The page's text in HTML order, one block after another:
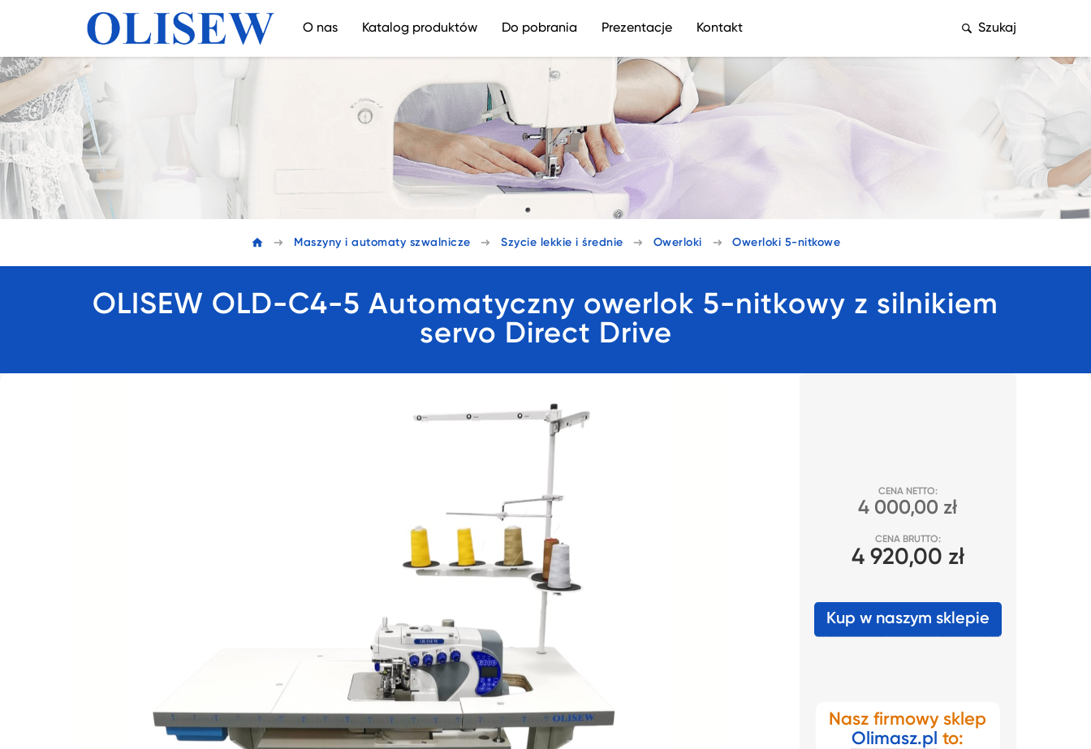
O nas Katalog produktów Do pobrania Prezentacje Kontakt Szukaj
Maszyny i automaty szwalnicze Szycie lekkie i średnie Owerloki Owerloki 5-nitkowe
OLISEW OLD-C4-5 Automatyczny owerlok 5-nitkowy z silnikiem
servo Direct Drive
CENA NETTO:
4 000,00 zł
CENA BRUTTO:
4 920,00 zł
Kup w naszym sklepie
Nasz firmowy sklep
Olimasz.pl to: